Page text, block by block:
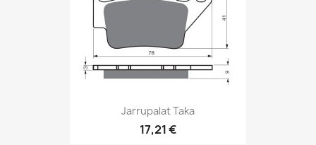
Jarrupalat Taka
17,21 €